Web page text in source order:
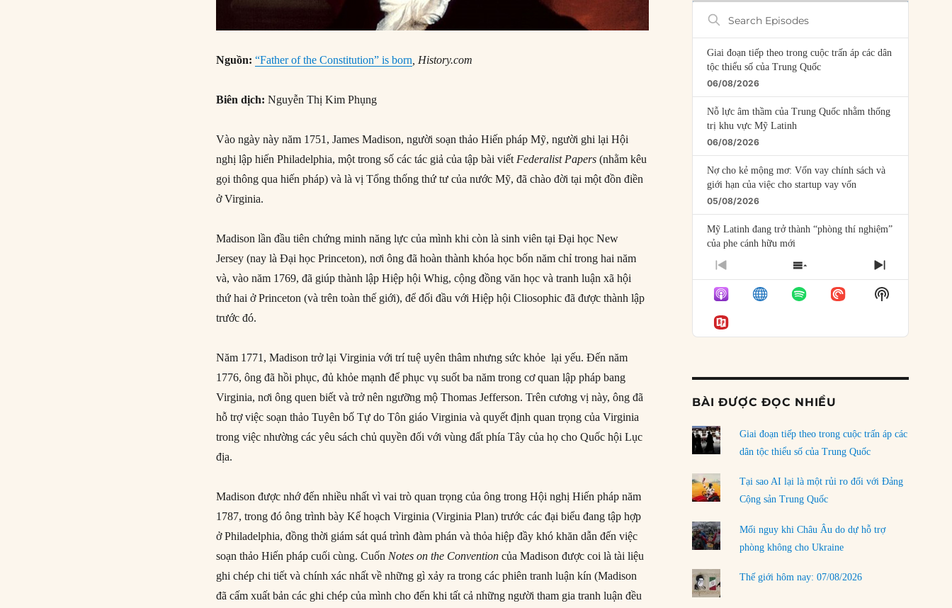
Nguồn: “Father of the Constitution” is born , History.com
Biên dịch: Nguyễn Thị Kim Phụng
Vào ngày này năm 1751, James Madison, người soạn thảo Hiến pháp Mỹ, người ghi lại Hội
nghị lập hiến Philadelphia, một trong số các tác giả của tập bài viết Federalist Papers(nhằm kêu
gọi thông qua hiến pháp) và là vị Tổng thống thứ tư của nước Mỹ, đã chào đời tại một đồn điền
ở Virginia.
Madison lần đầu tiên chứng minh năng lực của mình khi còn là sinh viên tại Đại học New
Jersey (nay là Đại học Princeton), nơi ông đã hoàn thành khóa học bốn năm chỉ trong hai năm
và, vào năm 1769, đã giúp thành lập Hiệp hội Whig, cộng đồng văn học và tranh luận xã hội
thứ hai ở Princeton (và trên toàn thế giới), để đối đầu với Hiệp hội Cliosophic đã được thành lập
trước đó.
Năm 1771, Madison trở lại Virginia với trí tuệ uyên thâm nhưng sức khỏe lại yếu. Đến năm
1776, ông đã hồi phục, đủ khỏe mạnh để phục vụ suốt ba năm trong cơ quan lập pháp bang
Virginia, nơi ông quen biết và trở nên ngưỡng mộ Thomas Jefferson. Trên cương vị này, ông đã
hỗ trợ việc soạn thảo Tuyên bố Tự do Tôn giáo Virginia và quyết định quan trọng của Virginia
trong việc nhường các yêu sách chủ quyền đối với vùng đất phía Tây của họ cho Quốc hội Lục
địa.
Madison được nhớ đến nhiều nhất vì vai trò quan trọng của ông trong Hội nghị Hiến pháp năm
1787, trong đó ông trình bày Kế hoạch Virginia (Virginia Plan) trước các đại biểu đang tập hợp
ở Philadelphia, đồng thời giám sát quá trình đàm phán và thỏa hiệp đầy khó khăn dẫn đến việc
soạn thảo Hiến pháp cuối cùng. Cuốn Notes on the Convention của Madison được coi là tài liệu
ghi chép chi tiết và chính xác nhất về những gì xảy ra trong các phiên tranh luận kín (Madison
đã cấm xuất bản các ghi chép của mình cho đến khi tất cả những người tham gia tranh luận đều
Search
Episodes
Giai đoạn tiếp theo trong cuộc trấn áp các dân
tộc thiểu số của Trung Quốc
06/08/2026
Nỗ lực âm thầm của Trung Quốc nhằm thống
trị khu vực Mỹ Latinh
06/08/2026
Nợ cho kẻ mộng mơ: Vốn vay chính sách và
giới hạn của việc cho startup vay vốn
05/08/2026
Mỹ Latinh đang trở thành “phòng thí nghiệm”
của phe cánh hữu mới
04/08/2026
Tại sao Trung Quốc phủ nhận cuộc gặp với
Ngoại trưởng Nhật Bản?
04/08/2026
03/08/2026
Đặt cược vào thất bại: Các quỹ đầu tư mạo
rủi ro
02/08/2026
Làm thế nào để kết thúc Chiến tranh Iran?
01/08/2026
Chiến lược kế tiếp của Bắc Kinh ở Biển Đông
31/07/2026
Trật tự thế giới mới: Các nước nhỏ sẽ luôn
phải chịu đựng?
30/07/2026
PREVIOUS
EPISODE
SHOW
EPISODES
LIST
NEXT
EPISODE
Show
Podcast
BÀI ĐƯỢC ĐỌC NHIỀU
Giai đoạn tiếp theo trong cuộc trấn áp các
dân tộc thiểu số của Trung Quốc
Tại sao AI lại là một rủi ro đối với Đảng
Cộng sản Trung Quốc
Mối nguy khi Châu Âu do dự hỗ trợ
phòng không cho Ukraine
Thế giới hôm nay: 07/08/2026